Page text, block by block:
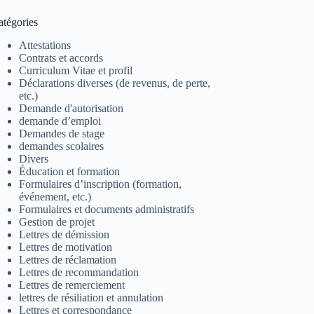
Attestations
Contrats et accords
Curriculum Vitae et profil
Déclarations diverses (de revenus, de perte,
etc.)
Demande d'autorisation
demande d’emploi
Demandes de stage
demandes scolaires
Divers
Éducation et formation
Formulaires d’inscription (formation,
événement, etc.)
Formulaires et documents administratifs
Gestion de projet
Lettres de démission
Lettres de motivation
Lettres de réclamation
Lettres de recommandation
Lettres de remerciement
lettres de résiliation et annulation
Lettres et correspondance